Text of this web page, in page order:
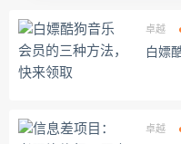
卓越
白嫖
卓越